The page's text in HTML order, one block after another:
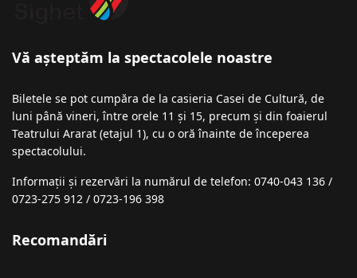
Vă așteptăm la spectacolele noastre
Biletele se pot cumpăra de la casieria Casei de Cultură, de
luni până vineri, între orele 11 și 15, precum și din foaierul
Teatrului Ararat (etajul 1), cu o oră înainte de începerea
spectacolului.
Informații şi rezervări la numărul de telefon: 0740-043 136 /
0723-275 912 / 0723-196 398
Recomandări